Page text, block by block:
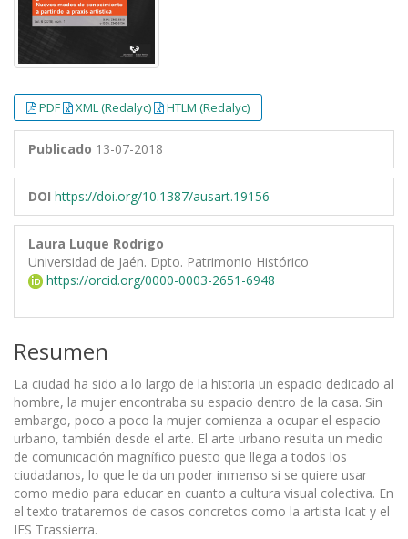
PDF XML (Redalyc) HTLM (Redalyc)
Publicado 13-07-2018
DOI https://doi.org/10.1387/ausart.19156
Laura Luque Rodrigo
Universidad de Jaén. Dpto. Patrimonio Histórico
https://orcid.org/0000-0003-2651-6948
Resumen
La ciudad ha sido a lo largo de la historia un espacio dedicado al
hombre, la mujer encontraba su espacio dentro de la casa. Sin
embargo, poco a poco la mujer comienza a ocupar el espacio
urbano, también desde el arte. El arte urbano resulta un medio
de comunicación magnífico puesto que llega a todos los
ciudadanos, lo que le da un poder inmenso si se quiere usar
como medio para educar en cuanto a cultura visual colectiva. En
el texto trataremos de casos concretos como la artista Icat y el
IES Trassierra.